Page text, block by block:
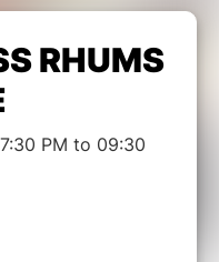
RHUMS
PM to 09:30